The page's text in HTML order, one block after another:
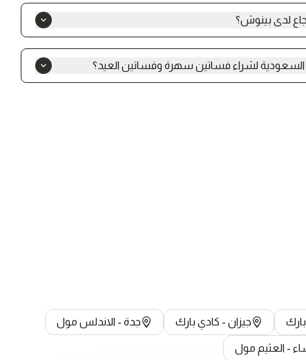
عملية الدفع، وسيتم إرسال رقم الطلب مباشرة إلى جوالك برسالة
او استرجاع
لشراء فساتين سهرة وفساتين العيد؟
جيزان - كادي بارك جدة - الاندلس مول
- العثيم مول